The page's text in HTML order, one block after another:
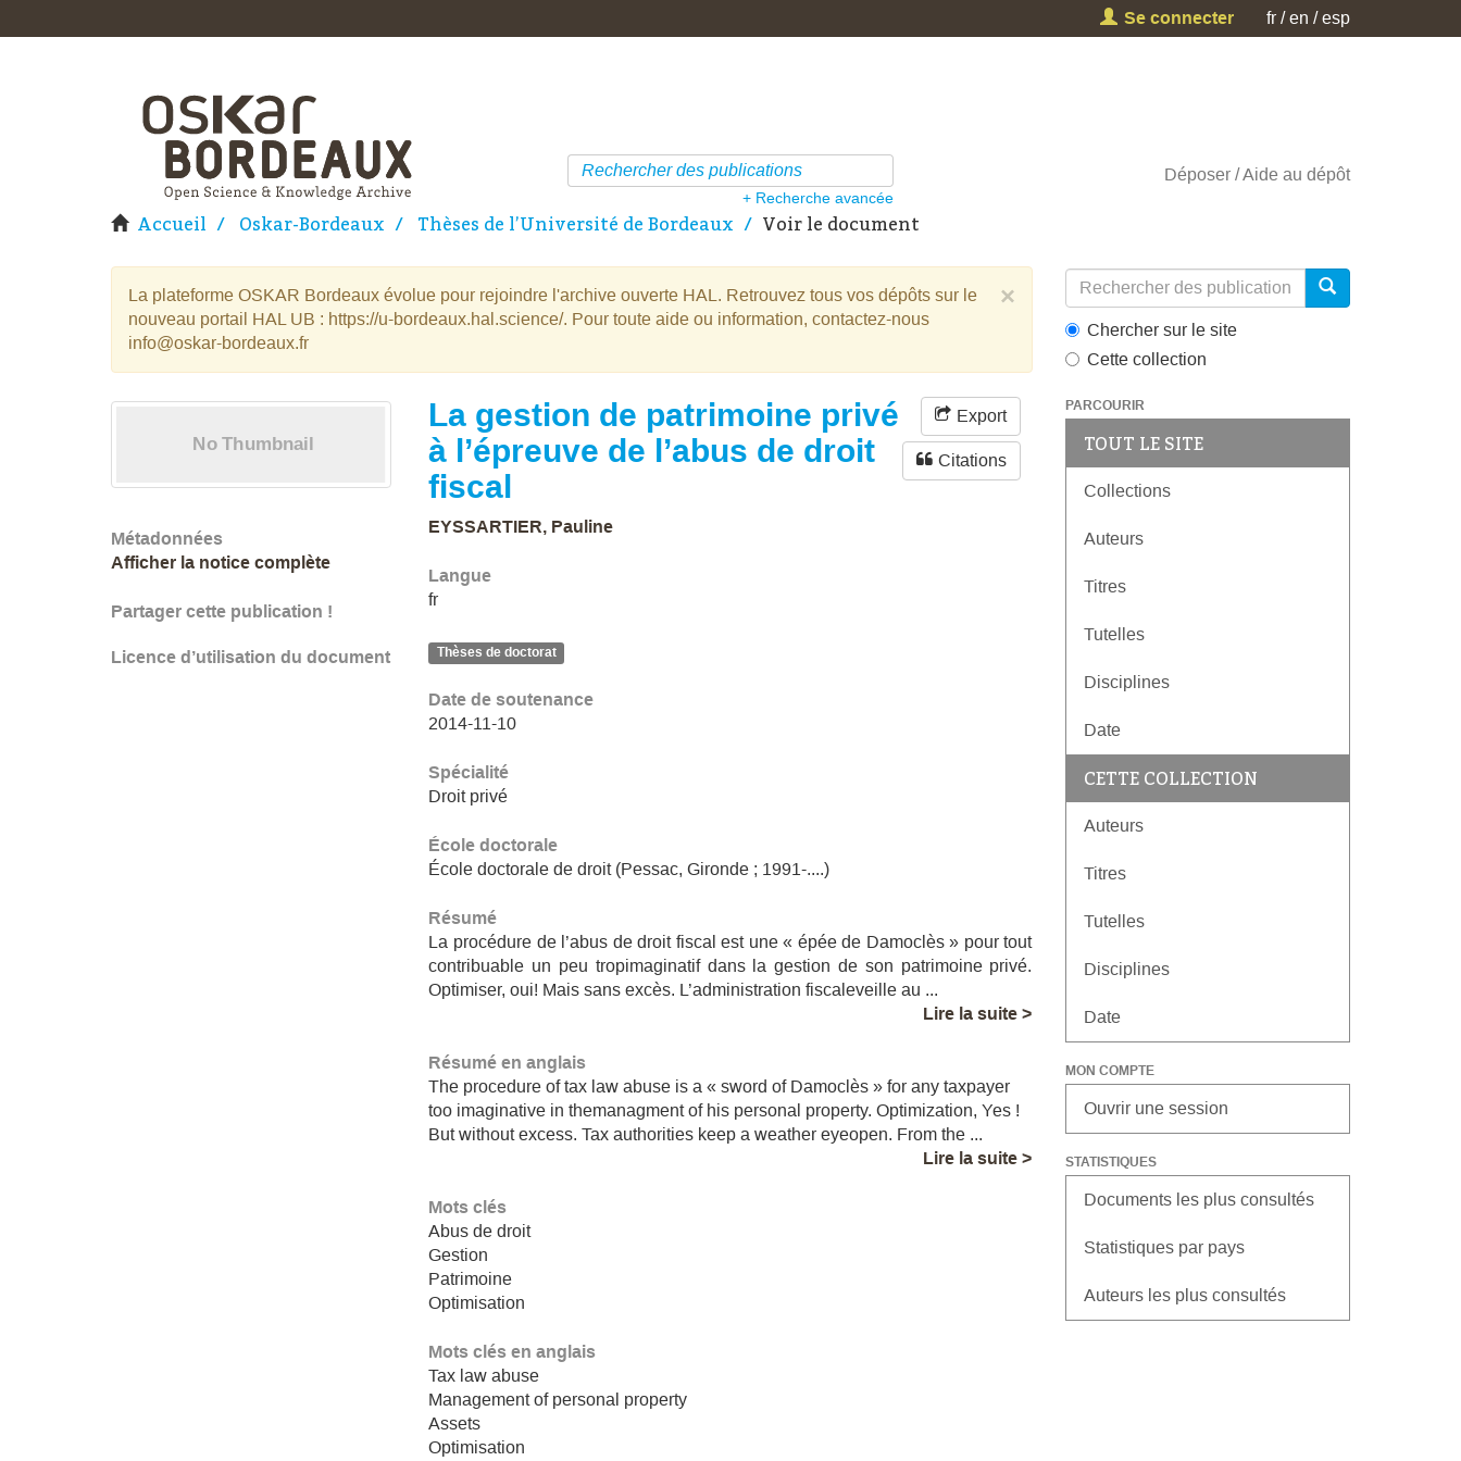
Se connecter fr en esp
+ Recherche avancée
Déposer Aide au dépôt
Accueil Oskar-Bordeaux Thèses de l’Université de Bordeaux Voir le document
×
La plateforme OSKAR Bordeaux évolue pour rejoindre l'archive ouverte HAL. Retrouvez tous vos dépôts sur le
nouveau portail HAL UB : https://u-bordeaux.hal.science/. Pour toute aide ou information, contactez-nous
info@oskar-bordeaux.fr
Métadonnées
Afficher la notice complète
Partager cette publication !
Licence d’utilisation du document
La gestion de patrimoine privé
à l’épreuve de l’abus de droit
fiscal
Export
Citations
EYSSARTIER, Pauline
Langue
fr
Thèses de doctorat
Date de soutenance
2014-11-10
Spécialité
Droit privé
École doctorale
École doctorale de droit (Pessac, Gironde ; 1991-....)
Résumé
La procédure de l’abus de droit fiscal est une « épée de Damoclès » pour tout
contribuable un peu tropimaginatif dans la gestion de son patrimoine privé.
Optimiser, oui! Mais sans excès. L’administration fiscaleveille au ...
Lire la suite >
Résumé en anglais
The procedure of tax law abuse is a « sword of Damoclès » for any taxpayer
too imaginative in themanagment of his personal property. Optimization, Yes !
But without excess. Tax authorities keep a weather eyeopen. From the ...
Lire la suite >
Mots clés
Abus de droit
Gestion
Patrimoine
Optimisation
Mots clés en anglais
Tax law abuse
Management of personal property
Assets
Optimisation
Chercher sur le site
Cette collection
PARCOURIR
TOUT LE SITE
Collections
Auteurs
Titres
Tutelles
Disciplines
Date
CETTE COLLECTION
Auteurs
Titres
Tutelles
Disciplines
Date
MON COMPTE
Ouvrir une session
STATISTIQUES
Documents les plus consultés
Statistiques par pays
Auteurs les plus consultés